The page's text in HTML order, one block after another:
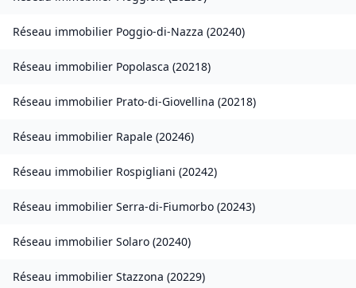
Réseau immobilier Poggio-di-Nazza (20240)
Réseau immobilier Popolasca (20218)
Réseau immobilier Prato-di-Giovellina (20218)
Réseau immobilier Rapale (20246)
Réseau immobilier Rospigliani (20242)
Réseau immobilier Serra-di-Fiumorbo (20243)
Réseau immobilier Solaro (20240)
Réseau immobilier Stazzona (20229)